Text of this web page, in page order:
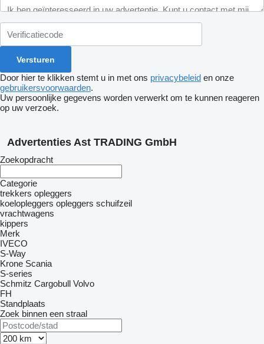
Door hier te klikken stemt u in met ons privacybeleid en onze
gebruikersvoorwaarden.
Uw persoonlijke gegevens worden verwerkt om te kunnen reageren
op uw verzoek.
Advertenties Ast TRADING GmbH
Zoekopdracht
Categorie
trekkers opleggers
koelopleggers opleggers schuifzeil
vrachtwagens
kippers
Merk
IVECO
S-Way
Krone Scania
S-series
Schmitz Cargobull Volvo
FH
Standplaats
Zoek binnen een straal